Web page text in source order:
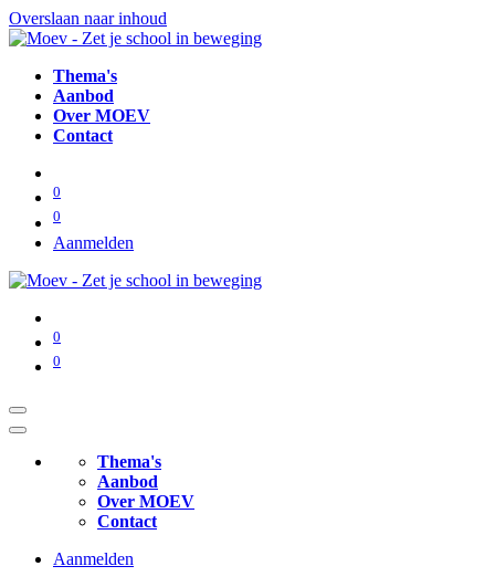
Overslaan naar inhoud
Thema's
Aanbod
Over MOEV
Contact
0
0
Aanmelden
0
0
Thema's
Aanbod
Over MOEV
Contact
Aanmelden